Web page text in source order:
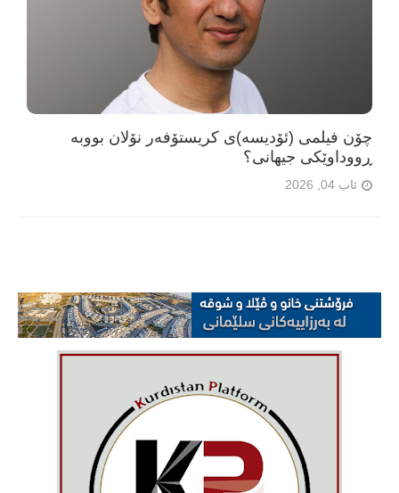
چۆن فیلمی (ئۆدیسە)ی کریستۆفەر نۆلان بووبە
ڕووداوێکی جیهانی؟
ئاب 04, 2026